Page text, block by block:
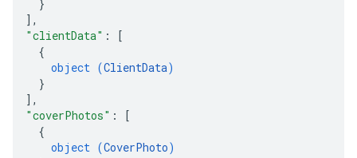
}
] ,
"clientData" :
[
{
object (ClientData)
}
] ,
"coverPhotos" :
[
{
object (CoverPhoto)